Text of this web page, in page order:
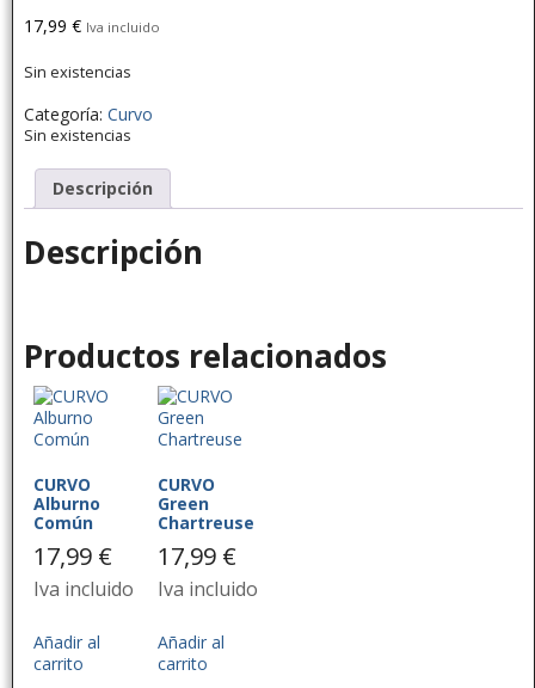
17,99 € Iva incluido
Sin existencias
Categoría: Curvo
Sin existencias
Descripción
Descripción
Productos relacionados
CURVO
Alburno
Común
17,99 €
Iva incluido
Añadir al
carrito
CURVO
Green
Chartreuse
17,99 €
Iva incluido
Añadir al
carrito